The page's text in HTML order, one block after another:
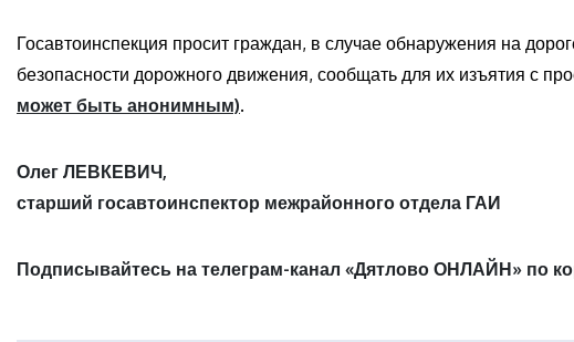
Госавтоинспекция просит граждан, в случае обнаружения на
безопасности дорожного движения, сообщать для их изъятия с
может быть анонимным).
Олег ЛЕВКЕВИЧ,
старший госавтоинспектор межрайонного отдела ГАИ
Подписывайтесь на телеграм-канал «Дятлово ОНЛАЙН» по